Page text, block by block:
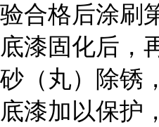
验合格后涂刷
底漆固化后，
砂（丸）除锈
底漆加以保护